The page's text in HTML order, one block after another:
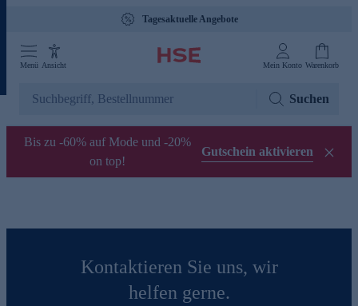
Tagesaktuelle Angebote
Menü Ansicht Mein Konto Warenkorb
Suchen
Bis zu -60% auf Mode und -20%
on top!
Gutschein aktivieren
Kontaktieren Sie uns, wir
helfen gerne.